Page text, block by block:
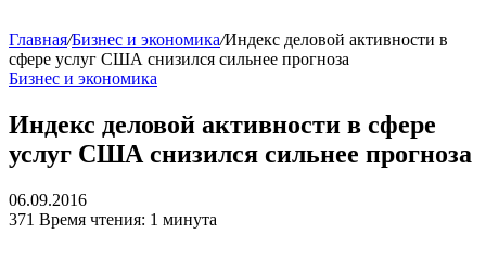
Главная/Бизнес и экономика/Индекс деловой активности в
сфере услуг США снизился сильнее прогноза
Бизнес и экономика
Индекс деловой активности в сфере
услуг США снизился сильнее прогноза
06.09.2016
371 Время чтения: 1 минута